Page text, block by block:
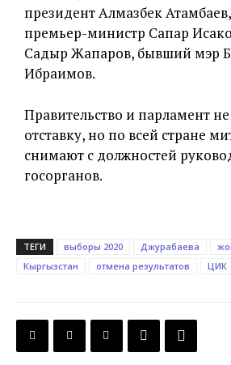
президент Алмазбек
премьер-министр Сапар
Садыр Жапаров, бывший мэр
Ибраимов.
Правительство и парламент
отставку, но по всей стране
снимают с должностей
госорганов.
ТЕГИ выборы 2020 Джурабаева
Кыргызстан
отмена результатов ЦИК